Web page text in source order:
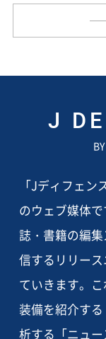
J
「Jディフェ
のウェブ媒体
誌・書籍の編
信するリリー
ていきます。
装備を紹介す
析する「ニュ